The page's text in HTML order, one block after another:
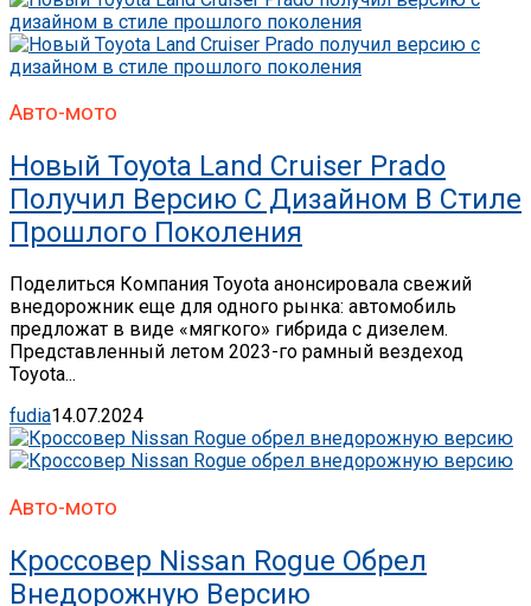
Авто-мото
Новый Toyota Land Cruiser Prado
Получил Версию С Дизайном В Стиле
Прошлого Поколения
Поделиться Компания Toyota анонсировала свежий
внедорожник еще для одного рынка: автомобиль
предложат в виде «мягкого» гибрида с дизелем.
Представленный летом 2023-го рамный вездеход
Toyota...
fudia14.07.2024
Авто-мото
Кроссовер Nissan Rogue Обрел
Внедорожную Версию